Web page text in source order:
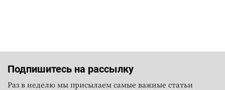
Подпишитесь на рассылку
Раз в неделю мы присылаем самые важные статьи